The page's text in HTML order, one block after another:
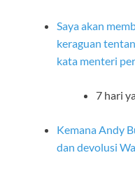
Saya akan
keraguan
kata menteri
7 hari
Kemana Andy
dan devolusi